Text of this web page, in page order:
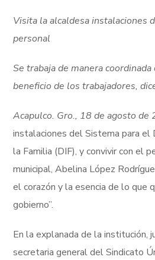
Visita la alcaldesa instalaciones
personal
Se trabaja de manera
beneficio de los trabajadores,
Acapulco. Gro., 18 de agosto de
instalaciones del Sistema para
la Familia (DIF), y convivir con el
municipal, Abelina López
el corazón y la esencia de lo que
gobierno”.
En la explanada de la institución,
secretaria general del Sindicato